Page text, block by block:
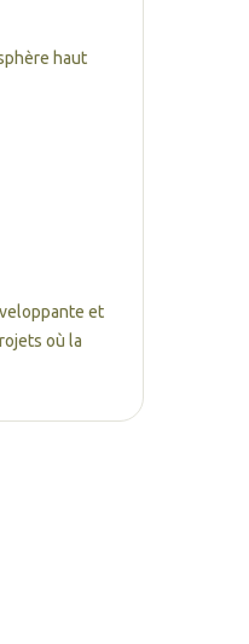
haut
et
où la